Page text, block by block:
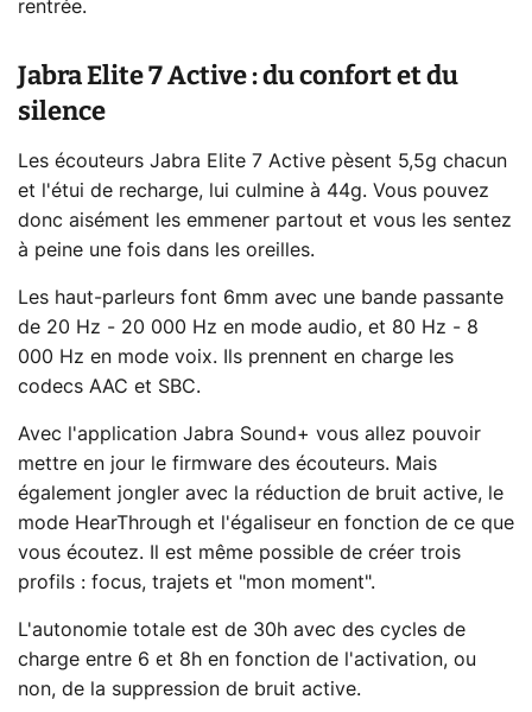
rentrée.
Jabra Elite 7 Active : du confort et du
silence
Les écouteurs Jabra Elite 7 Active pèsent 5,5g chacun
et l'étui de recharge, lui culmine à 44g. Vous pouvez
donc aisément les emmener partout et vous les sentez
à peine une fois dans les oreilles.
Les haut-parleurs font 6mm avec une bande passante
de 20 Hz - 20 000 Hz en mode audio, et 80 Hz - 8
000 Hz en mode voix. Ils prennent en charge les
codecs AAC et SBC.
Avec l'application Jabra Sound+ vous allez pouvoir
mettre en jour le firmware des écouteurs. Mais
également jongler avec la réduction de bruit active, le
mode HearThrough et l'égaliseur en fonction de ce que
vous écoutez. Il est même possible de créer trois
profils : focus, trajets et "mon moment".
L'autonomie totale est de 30h avec des cycles de
charge entre 6 et 8h en fonction de l'activation, ou
non, de la suppression de bruit active.